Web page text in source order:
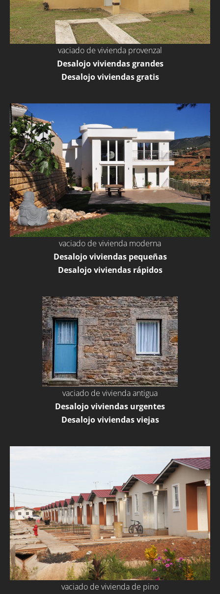
vaciado de vivienda provenzal
Desalojo viviendas grandes
Desalojo viviendas gratis
vaciado de vivienda moderna
Desalojo viviendas pequeñas
Desalojo viviendas rápidos
vaciado de vivienda antigua
Desalojo viviendas urgentes
Desalojo viviendas viejas
vaciado de vivienda de pino